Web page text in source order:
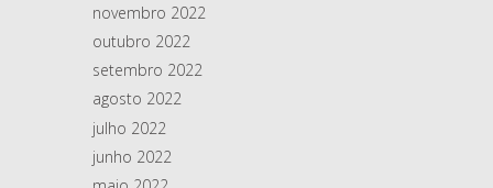
novembro 2022
outubro 2022
setembro 2022
agosto 2022
julho 2022
junho 2022